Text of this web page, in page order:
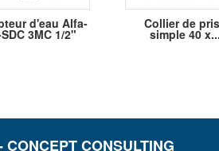
d'eau Alfa-
3MC 1/2"
Collier de
simple 40 x...
CONCEPT CONSULTING